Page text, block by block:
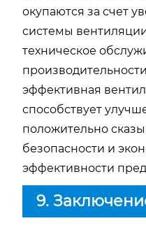
окупаются за счет
системы
техническое
эффективная
способствует
положительно
безопасности и
эффективности
9.